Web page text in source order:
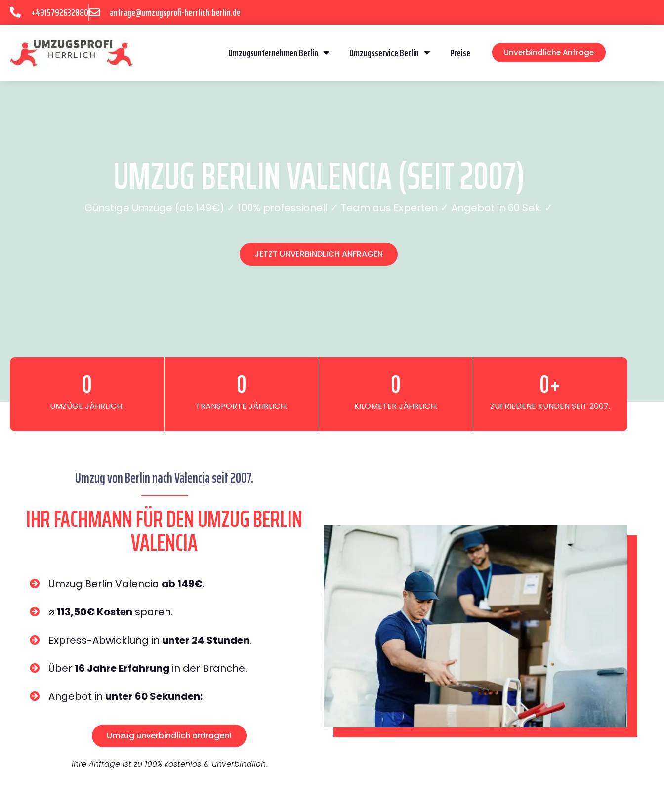
+4915792632880 anfrage@umzugsprofi-herrlich-berlin.de
Umzugsunternehmen Berlin Umzugsservice Berlin Preise Unverbindliche Anfrage
UMZUG BERLIN VALENCIA (SEIT 2007)
Günstige Umzüge (ab 149€) ✓ 100% professionell ✓ Team aus Experten ✓ Angebot in 60 Sek. ✓
JETZT UNVERBINDLICH ANFRAGEN
UMZÜGE JÄHRLICH.
0
TRANSPORTE JÄHRLICH.
0
KILOMETER JÄHRLICH.
0
ZUFRIEDENE KUNDEN SEIT 2007.
0+
Umzug von Berlin nach Valencia seit 2007.
IHR FACHMANN FÜR DEN UMZUG BERLIN
VALENCIA
Umzug Berlin Valencia ab 149€.
⌀ 113,50€ Kosten sparen.
Express-Abwicklung in unter 24 Stunden.
Über 16 Jahre Erfahrung in der Branche.
Angebot in unter 60 Sekunden:
Umzug unverbindlich anfragen!
Ihre Anfrage ist zu 100% kostenlos & unverbindlich.